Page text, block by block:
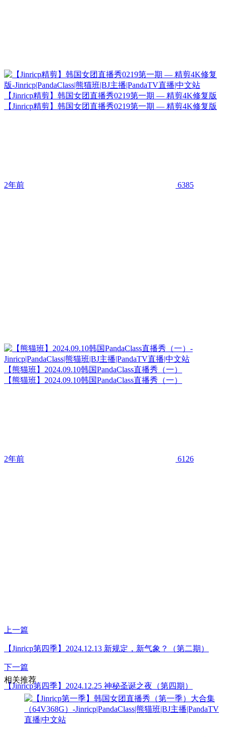
【Jinricp精剪】韩国女团直播秀0219第一期 — 精剪4K修复版
【Jinricp精剪】韩国女团直播秀0219第一期 — 精剪4K修复版
2年前 6385
【熊猫班】2024.09.10韩国PandaClass直播秀（一）
【熊猫班】2024.09.10韩国PandaClass直播秀（一）
2年前 6126
上一篇
【Jinricp第四季】2024.12.13 新规定，新气象？（第二期）
下一篇
【Jinricp第四季】2024.12.25 神秘圣诞之夜（第四期）
相关推荐